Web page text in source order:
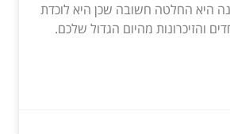
היא החלטה חשובה שכן היא לוכדת
והזיכרונות מהיום הגדול שלכם.